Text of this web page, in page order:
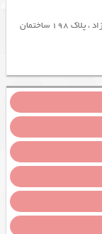
آدرس : تهران ، بلوار مرزداران ، بعد از خیابان رضایی نژاد ، پلاک 198 ساختمان